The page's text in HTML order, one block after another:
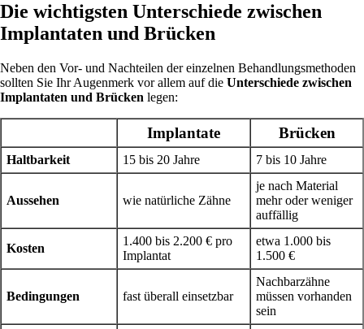
Die wichtigsten Unterschiede zwischen
Implantaten und Brücken
Neben den Vor- und Nachteilen der einzelnen Behandlungsmethoden
sollten Sie Ihr Augenmerk vor allem auf die Unterschiede zwischen
Implantaten und Brücken legen:
Implantate Brücken
Haltbarkeit 15 bis 20 Jahre 7 bis 10 Jahre
Aussehen wie natürliche Zähne
je nach Material
mehr oder weniger
auffällig
Kosten
1.400 bis 2.200 € pro
Implantat
etwa 1.000 bis
1.500 €
Bedingungen fast überall einsetzbar
Nachbarzähne
müssen vorhanden
sein